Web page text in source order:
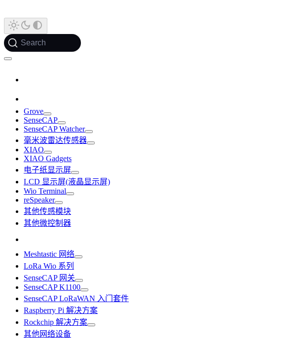
Search
Grove
SenseCAP
SenseCAP Watcher
毫米波雷达传感器
XIAO
XIAO Gadgets
电子纸显示屏
LCD 显示屏(液晶显示屏)
Wio Terminal
reSpeaker
其他传感模块
其他微控制器
Meshtastic 网络
LoRa Wio 系列
SenseCAP 网关
SenseCAP K1100
SenseCAP LoRaWAN 入门套件
Raspberry Pi 解决方案
Rockchip 解决方案
其他网络设备